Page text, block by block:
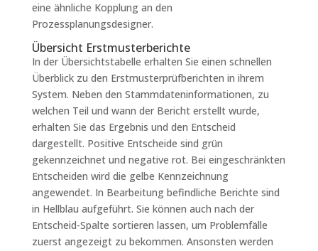
eine ähnliche Kopplung an den
Prozessplanungsdesigner.
Übersicht Erstmusterberichte
In der Übersichtstabelle erhalten Sie einen schnellen
Überblick zu den Erstmusterprüfberichten in ihrem
System. Neben den Stammdateninformationen, zu
welchen Teil und wann der Bericht erstellt wurde,
erhalten Sie das Ergebnis und den Entscheid
dargestellt. Positive Entscheide sind grün
gekennzeichnet und negative rot. Bei eingeschränkten
Entscheiden wird die gelbe Kennzeichnung
angewendet. In Bearbeitung befindliche Berichte sind
in Hellblau aufgeführt. Sie können auch nach der
Entscheid-Spalte sortieren lassen, um Problemfälle
zuerst angezeigt zu bekommen. Ansonsten werden